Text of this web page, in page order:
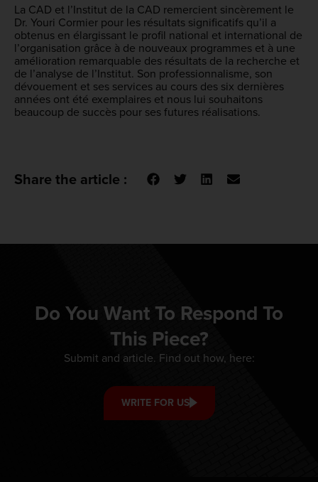
La CAD et l’Institut de la CAD remercient sincèrement le
Dr. Youri Cormier pour les résultats significatifs qu’il a
obtenus en élargissant le profil national et international de
l’organisation grâce à de nouveaux programmes et à une
amélioration remarquable des résultats de la recherche et
de l’analyse de l’Institut. Son professionnalisme, son
dévouement et ses services au cours des six dernières
années ont été exemplaires et nous lui souhaitons
beaucoup de succès pour ses futures réalisations.
Share the article :
Do You Want To Respond To
This Piece?
Submit and article. Find out how, here:
WRITE FOR US